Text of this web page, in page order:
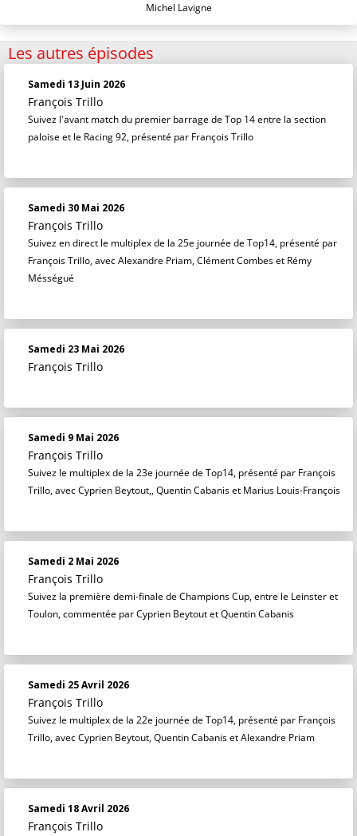
Michel Lavigne
Les autres épisodes
Samedi 13 Juin 2026
François Trillo
Suivez l'avant match du premier barrage de Top 14 entre la section
paloise et le Racing 92, présenté par François Trillo
Samedi 30 Mai 2026
François Trillo
Suivez en direct le multiplex de la 25e journée de Top14, présenté par
François Trillo, avec Alexandre Priam, Clément Combes et Rémy
Mésségué
Samedi 23 Mai 2026
François Trillo
Samedi 9 Mai 2026
François Trillo
Suivez le multiplex de la 23e journée de Top14, présenté par François
Trillo, avec Cyprien Beytout,, Quentin Cabanis et Marius Louis-François
Samedi 2 Mai 2026
François Trillo
Suivez la première demi-finale de Champions Cup, entre le Leinster et
Toulon, commentée par Cyprien Beytout et Quentin Cabanis
Samedi 25 Avril 2026
François Trillo
Suivez le multiplex de la 22e journée de Top14, présenté par François
Trillo, avec Cyprien Beytout, Quentin Cabanis et Alexandre Priam
Samedi 18 Avril 2026
François Trillo